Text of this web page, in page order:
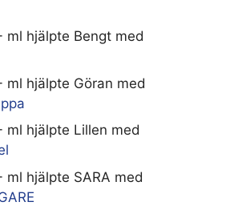
ml hjälpte Bengt med
ml hjälpte Göran med
ml hjälpte Lillen med
ml hjälpte SARA med